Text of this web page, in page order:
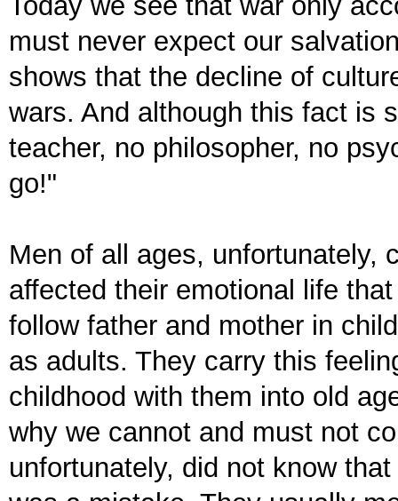
must never expect our
shows that the decline of
wars. And although this fact is
teacher, no philosopher, no
go!"
Men of all ages, unfortunately,
affected their emotional life
follow father and mother in
as adults. They carry this
childhood with them into old
why we cannot and must not
unfortunately, did not know